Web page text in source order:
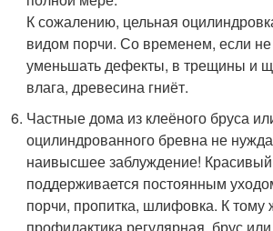
К сожалению, цельная
видом порчи. Со временем, если не
уменьшать дефекты, в трещины и
влага, древесина гниёт.
Частные дома из клеёного бруса
оцилиндрованного бревна не
наивысшее заблуждение!
поддерживается постоянным
порчи, пропитка, шлифовка. К тому